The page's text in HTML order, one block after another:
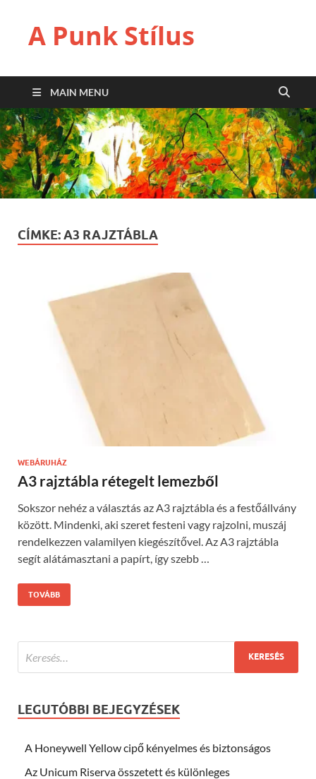
A Punk Stílus
MAIN MENU
CÍMKE:A3 RAJZTÁBLA
WEBÁRUHÁZ
A3 rajztábla rétegelt lemezből
Sokszor nehéz a választás az A3 rajztábla és a festőállvány
között. Mindenki, aki szeret festeni vagy rajzolni, muszáj
rendelkezzen valamilyen kiegészítővel. Az A3 rajztábla
segít alátámasztani a papírt, így szebb …
TOVÁBB
LEGUTÓBBI BEJEGYZÉSEK
A Honeywell Yellow cipő kényelmes és biztonságos
Az Unicum Riserva összetett és különleges